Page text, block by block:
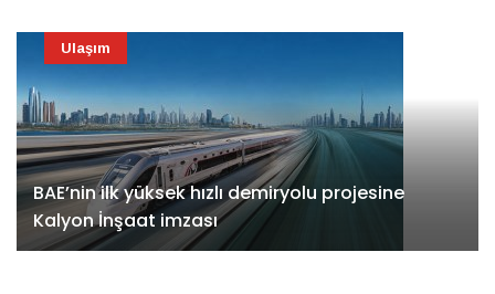
BAE’nin ilk yüksek hızlı demiryolu projesine
Kalyon İnşaat imzası
Ulaşım